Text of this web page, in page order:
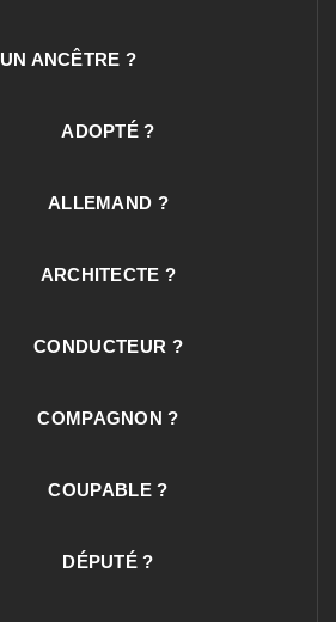
UN ANCÊTRE ?
ADOPTÉ ?
ALLEMAND ?
ARCHITECTE ?
CONDUCTEUR ?
COMPAGNON ?
COUPABLE ?
DÉPUTÉ ?